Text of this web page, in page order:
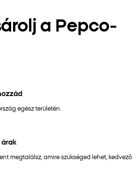
a Pepco-
egész területén.
árak
megtalálsz, amire szükséged lehet, kedvező